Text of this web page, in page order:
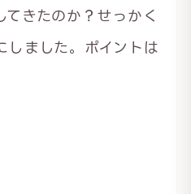
てきたのか？せっかく
しました。ポイントは